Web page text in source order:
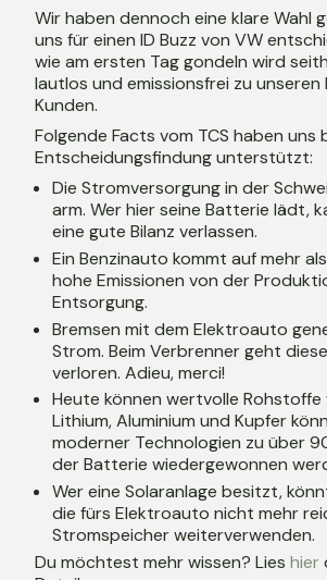
Wir haben dennoch eine klare Wahl
uns für einen ID Buzz von VW
wie am ersten Tag gondeln wird
lautlos und emissionsfrei zu unseren
Kunden.
Folgende Facts vom TCS haben uns
Entscheidungsfindung unterstützt:
Die Stromversorgung in der
arm. Wer hier seine Batterie lädt,
eine gute Bilanz verlassen.
Ein Benzinauto kommt auf mehr
hohe Emissionen von der
Entsorgung.
Bremsen mit dem Elektroauto
Strom. Beim Verbrenner geht
verloren. Adieu, merci!
Heute können wertvolle Rohstoffe
Lithium, Aluminium und Kupfer
moderner Technologien zu über
der Batterie wiedergewonnen
Wer eine Solaranlage besitzt,
die fürs Elektroauto nicht mehr
Stromspeicher weiterverwenden.
Du möchtest mehr wissen? Lies hier